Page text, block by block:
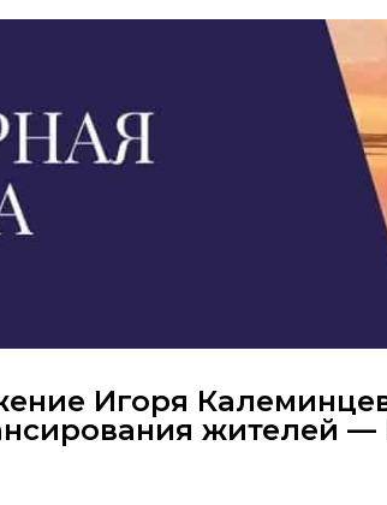
Игоря
жителей —